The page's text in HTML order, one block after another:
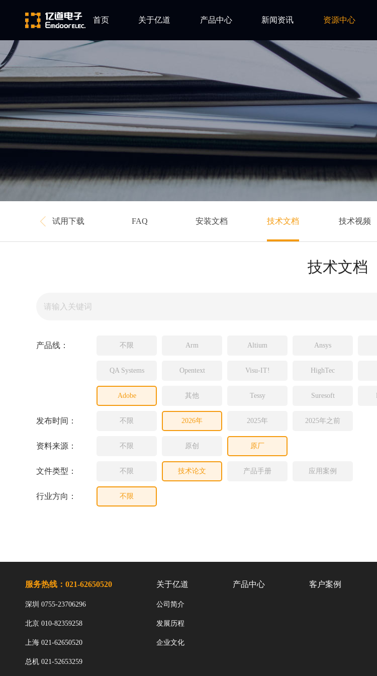
首页 关于亿道
企业文化
产品中心
Ansys
Qt
Green Hills
Minitab
Visu-IT
Source Insight
Incredibuild
新闻资讯
亿道动态
市场活动
资源中心
安装文档
技术文档
网络研讨会
试用下载 FAQ 安装文档 技术文档 技术视频
技术文档
产品线： 不限 Arm Altium Ansys
QA Systems Opentext Visu-IT! HighTec
Adobe 其他 Tessy Suresoft
发布时间： 不限 2026年 2025年 2025年之前
资料来源： 不限 原创 原厂
文件类型： 不限 技术论文 产品手册 应用案例
行业方向： 不限
服务热线：021-62650520
深圳 0755-23706296
北京 010-82359258
上海 021-62650520
总机 021-52653259
关于亿道
公司简介
发展历程
企业文化
产品中心 客户案例